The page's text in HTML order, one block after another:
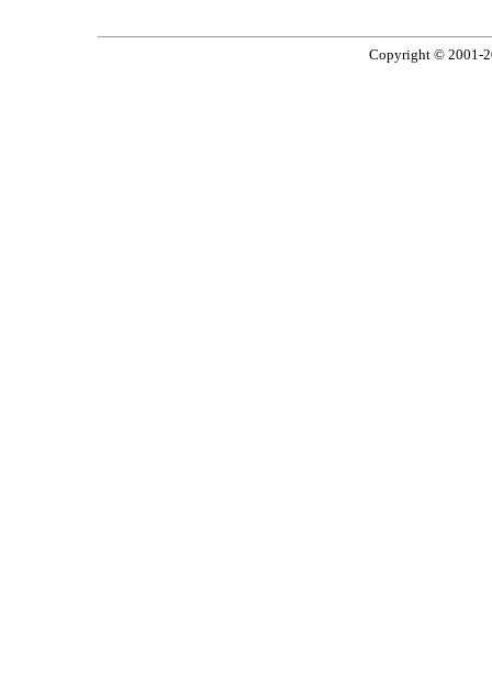
Copyright © 2001-